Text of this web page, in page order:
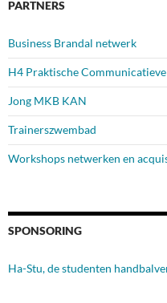
PARTNERS
Business Brandal netwerk
H4 Praktische
Jong MKB KAN
Trainerszwembad
Workshops netwerken en
SPONSORING
Ha-Stu, de studenten